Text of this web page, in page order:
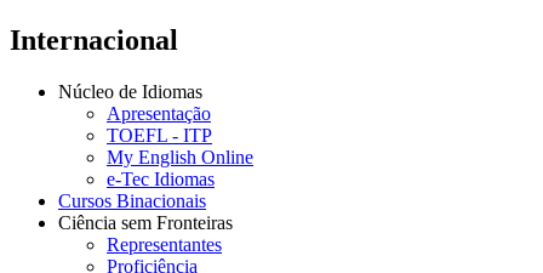
Internacional
Núcleo de Idiomas
Apresentação
TOEFL - ITP
My English Online
e-Tec Idiomas
Cursos Binacionais
Ciência sem Fronteiras
Representantes
Proficiência